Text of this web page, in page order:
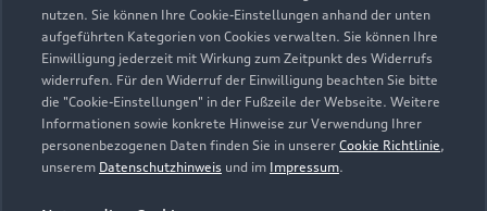
nutzen. Sie können Ihre Cookie-Einstellungen anhand der unten
aufgeführten Kategorien von Cookies verwalten. Sie können Ihre
Einwilligung jederzeit mit Wirkung zum Zeitpunkt des Widerrufs
widerrufen. Für den Widerruf der Einwilligung beachten Sie bitte
die "Cookie-Einstellungen" in der Fußzeile der Webseite. Weitere
Informationen sowie konkrete Hinweise zur Verwendung Ihrer
personenbezogenen Daten finden Sie in unserer Cookie Richtlinie,
unserem Datenschutzhinweis und im Impressum.